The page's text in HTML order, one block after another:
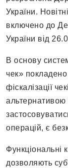
України.
включено до
України від
В основу
чек»
фіскалізації
операцій, є
Функціональні
дозволяють